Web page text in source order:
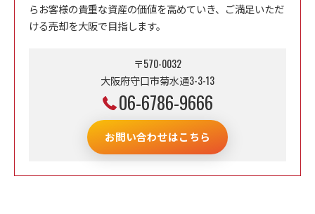
らお客様の貴重な資産の価値を高めていき、ご満足いただ
ける売却を大阪で目指します。
〒570-0032
大阪府守口市菊水通3-3-13
06-6786-9666
お問い合わせはこちら